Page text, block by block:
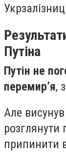
Путіна
Путін не
перемир’я,
Але
припинити